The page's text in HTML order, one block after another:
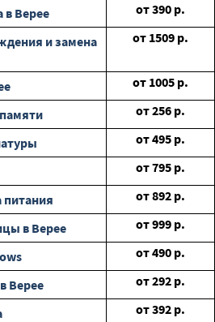
в Верее
от390 р.
и замена
от 1509 р.
от 1005 р.
от256 р.
от495 р.
от795 р.
питания
от892 р.
в Верее
от999 р.
от490 р.
Верее
от292 р.
от392 р.